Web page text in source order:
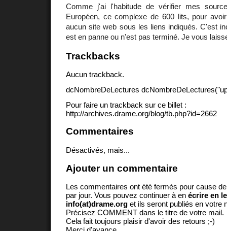
Comme j'ai l'habitude de vérifier mes
Européen, ce complexe de 600 lits, pour
aucun site web sous les liens indiqués. C'est
est en panne ou n'est pas terminé. Je vous
Trackbacks
Aucun trackback.
dcNombreDeLectures
Pour faire un trackback sur ce billet :
http://archives.drame.org/blog/tb.php?id=2662
Commentaires
Désactivés, mais...
Ajouter un commentaire
Les commentaires ont été fermés pour cause
par jour. Vous pouvez continuer à en écrire en
info(at)drame.org et ils seront publiés en votre
Précisez COMMENT dans le titre de votre mail.
Cela fait toujours plaisir d'avoir des retours ;-)